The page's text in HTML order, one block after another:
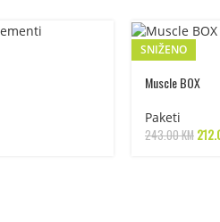
SNIŽENO
Muscle BOX
Paketi
243.00KM